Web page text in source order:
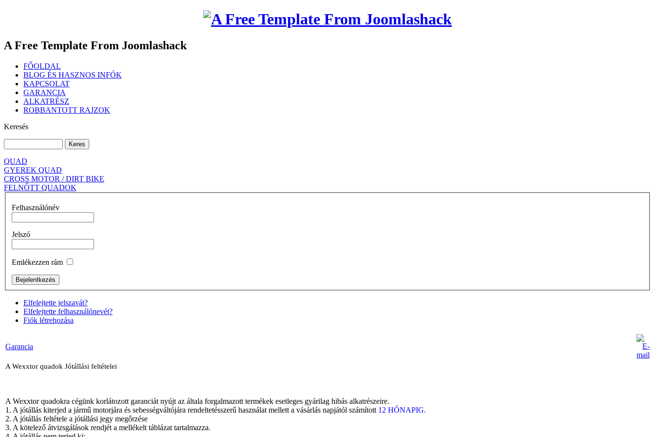
A Free Template From Joomlashack
FŐOLDAL
BLOG ÉS HASZNOS INFÓK
KAPCSOLAT
GARANCIA
ALKATRÉSZ
ROBBANTOTT RAJZOK
Keresés
QUAD
GYEREK QUAD
CROSS MOTOR / DIRT BIKE
FELNŐTT QUADOK
Felhasználónév
Jelszó
Emlékezzen rám
Elfelejtette jelszavát?
Elfelejtette felhasználónevét?
Fiók létrehozása
Garancia
A Wexxtor quadok Jótállási feltételei
A Wexxtor quadokra cégünk korlátozott garanciát nyújt az általa forgalmazott termékek esetleges gyárilag hibás alkatrészeire.
1. A jótállás kiterjed a jármű motorjára és sebességváltójára rendeltetésszerű használat mellett a vásárlás napjától számított 12 HÓNAPIG.
2. A jótállás feltétele a jótállási jegy megőrzése
3. A kötelező átvizsgálások rendjét a mellékelt táblázat tartalmazza.